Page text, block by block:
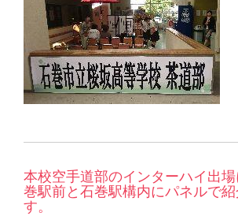
本校空手道部のインターハイ出
巻駅前と石巻駅構内にパネルで
す。